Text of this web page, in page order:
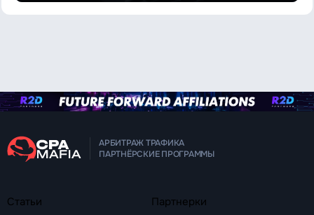
АРБИТРАЖ ТРАФИКА
ПАРТНЁРСКИЕ ПРОГРАММЫ
Статьи Партнерки